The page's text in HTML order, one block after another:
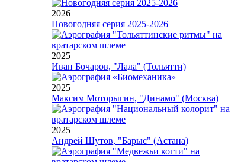
2026
Новогодняя серия 2025-2026
2025
Иван Бочаров, "Лада" (Тольятти)
2025
Максим Моторыгин, "Динамо" (Москва)
2025
Андрей Шутов, "Барыс" (Астана)